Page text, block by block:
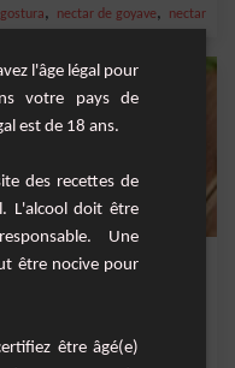
, nectar de goyave, nectar de
de sirop de framboise et de
l'âge légal pour
votre pays de
est de 18 ans.
des recettes de
L'alcool doit être
Une
être nocive pour
être âgé(e)